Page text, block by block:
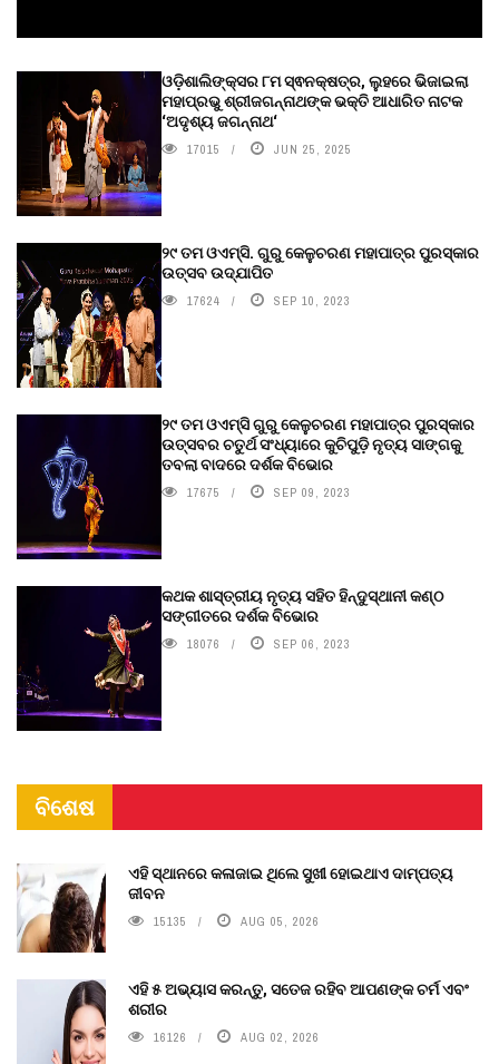
ଓଡ଼ିଶାଲିଙ୍କ୍ସର ୮ମ ସ୍ଵନକ୍ଷତ୍ର, ଲୁହରେ ଭିଜାଇଲା
ମହାପ୍ରଭୁ ଶ୍ରୀଜଗନ୍ନାଥଙ୍କ ଭକ୍ତି ଆଧାରିତ ନାଟକ
‘ଅଦୃଶ୍ୟ ଜଗନ୍ନାଥ‘
17015 JUN 25, 2025
୨୯ ତମ ଓଏମ୍‌ସି. ଗୁରୁ କେଳୁଚରଣ ମହାପାତ୍ର ପୁରସ୍କାର
ଉତ୍ସବ ଉଦ୍‍ଯାପିତ
17624 SEP 10, 2023
୨୯ ତମ ଓଏମ୍‌ସି ଗୁରୁ କେଳୁଚରଣ ମହାପାତ୍ର ପୁରସ୍କାର
ଉତ୍ସବର ଚତୁର୍ଥ ସଂଧ୍ୟାରେ କୁଚିପୁଡ଼ି ନୃତ୍ୟ ସାଙ୍ଗକୁ
ତବଲା ବାଦରେ ଦର୍ଶକ ବିଭୋର
17675 SEP 09, 2023
କଥକ ଶାସ୍ତ୍ରୀୟ ନୃତ୍ୟ ସହିତ ହିନ୍ଦୁସ୍ଥାନୀ କଣ୍ଠ
ସଙ୍ଗୀତରେ ଦର୍ଶକ ବିଭୋର
18076 SEP 06, 2023
ବିଶେଷ
ଏହି ସ୍ଥାନରେ କଳାଜାଇ ଥିଲେ ସୁଖୀ ହୋଇଥାଏ ଦାମ୍ପତ୍ୟ
ଜୀବନ
15135 AUG 05, 2026
ଏହି ୫ ଅଭ୍ୟାସ କରନ୍ତୁ, ସତେଜ ରହିବ ଆପଣଙ୍କ ଚର୍ମ ଏବଂ
ଶରୀର
16126 AUG 02, 2026